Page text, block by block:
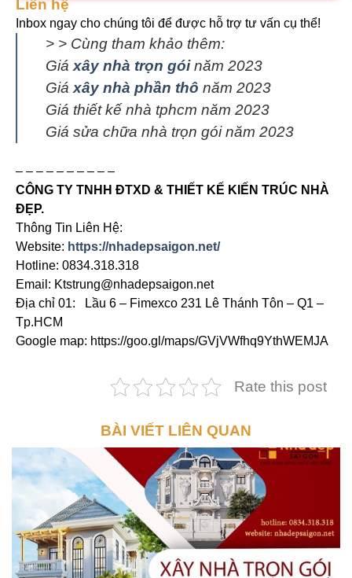
Liên hệ
Inbox ngay cho chúng tôi để được hỗ trợ tư vấn cụ thể!
> > Cùng tham khảo thêm:
Giá xây nhà trọn góinăm 2023
Giá xây nhà phần thô năm 2023
Giá thiết kế nhà tphcm năm 2023
Giá sửa chữa nhà trọn gói năm 2023
– – – – – – – – – –
CÔNG TY TNHH ĐTXD & THIẾT KẾ KIẾN TRÚC NHÀ
ĐẸP.
Thông Tin Liên Hệ:
Website: https://nhadepsaigon.net/
Hotline: 0834.318.318
Email: Ktstrung@nhadepsaigon.net
Địa chỉ 01: Lầu 6 – Fimexco 231 Lê Thánh Tôn – Q1 –
Tp.HCM
Google map: https://goo.gl/maps/GVjVWfhq9YthWEMJA
Rate this post
BÀI VIẾT LIÊN QUAN